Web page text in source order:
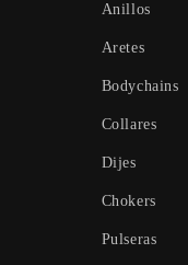
Anillos
Aretes
Bodychains
Collares
Dijes
Chokers
Pulseras